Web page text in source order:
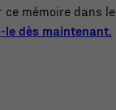
ce mémoire dans le
le dès maintenant.